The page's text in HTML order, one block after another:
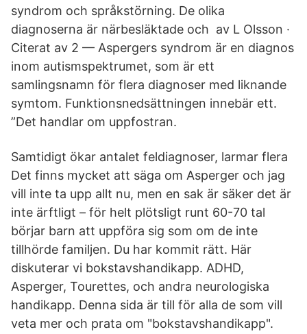
syndrom och språkstörning. De olika
diagnoserna är närbesläktade och av L Olsson ·
Citerat av 2 — Aspergers syndrom är en diagnos
inom autismspektrumet, som är ett
samlingsnamn för flera diagnoser med liknande
symtom. Funktionsnedsättningen innebär ett.
”Det handlar om uppfostran.
Samtidigt ökar antalet feldiagnoser, larmar flera
Det finns mycket att säga om Asperger och jag
vill inte ta upp allt nu, men en sak är säker det är
inte ärftligt – för helt plötsligt runt 60-70 tal
börjar barn att uppföra sig som om de inte
tillhörde familjen. Du har kommit rätt. Här
diskuterar vi bokstavshandikapp. ADHD,
Asperger, Tourettes, och andra neurologiska
handikapp. Denna sida är till för alla de som vill
veta mer och prata om "bokstavshandikapp".